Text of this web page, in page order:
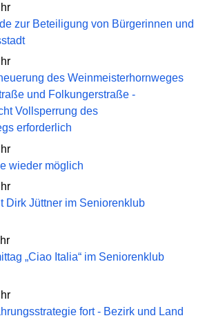
zur Beteiligung von Bürgerinnen und
des Weinmeisterhornweges
und Folkungerstraße -
Vollsperrung des
erforderlich
wieder möglich
Dirk Jüttner im Seniorenklub
„Ciao Italia“ im Seniorenklub
fort - Bezirk und Land